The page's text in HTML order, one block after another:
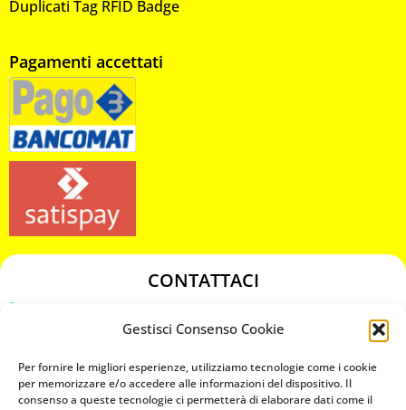
Gestisci Consenso Cookie
Per fornire le migliori esperienze, utilizziamo tecnologie come i cookie
per memorizzare e/o accedere alle informazioni del dispositivo. Il
consenso a queste tecnologie ci permetterà di elaborare dati come il
Duplicati Tag RFID Badge
Pagamenti accettati
CONTATTACI
chiavicodificate@gmail.com